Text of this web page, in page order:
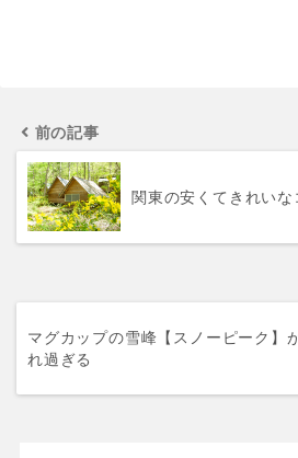
前の記事
関東の安くてきれいな
マグカップの雪峰【スノーピーク】
れ過ぎる